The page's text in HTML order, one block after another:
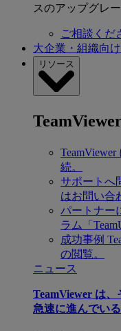
スのアップグレ
ご相談くだ
大企業・組織向け
リソース
TeamViewer
続。
サポートへ
はお問い合
パートナー
ラム「
成功事例
の閲覧。
ニュース
TeamViewer は
急速に進んでい